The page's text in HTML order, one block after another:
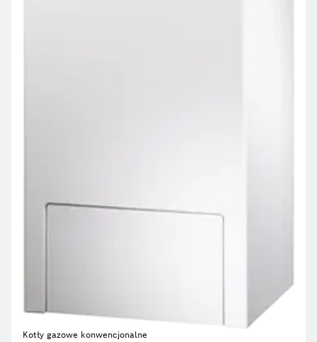
Kotły gazowe konwencjonalne